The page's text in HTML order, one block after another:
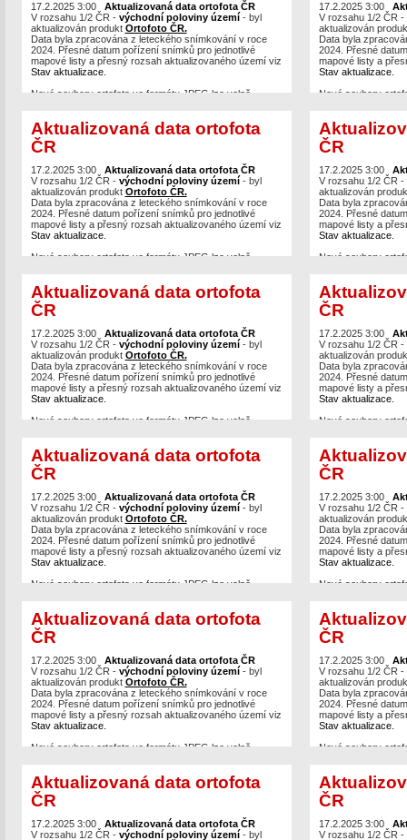
například v aplikacíchGeoprohlížečneboNahlížení do
KN.
například v
KN.
17.2.2025 3:00 Aktualizovaná data ortofota ČR
V rozsahu 1/2 ČR - východní poloviny území- byl
aktualizován produkt Ortofoto ČR.
Data byla zpracována z leteckého snímkování v roce
2024. Přesné datum pořízení snímků pro jednotlivé
mapové listy a přesný rozsah aktualizovaného území viz
Stav aktualizace.
Nové soubory ortofota ve formátu JPEG lze volně
bezešvé mozaiky.
Prohlížecí služby Ortofoto
například v aplikacíchGeoprohlížečneboNahlížení do
KN.
17.2.2025 3:00
V rozsahu 1/2 ČR -
aktualizován
Data byla
2024. Přesné
mapové listy a
Stav aktualizace.
Nové soubory
bezešvé mozaiky.
Prohlížecí služby
například v
KN.
Aktualizovaná data ortofota
ČR
17.2.2025 3:00 Aktualizovaná data ortofota ČR
V rozsahu 1/2 ČR - východní poloviny území- byl
aktualizován produkt Ortofoto ČR.
Data byla zpracována z leteckého snímkování v roce
2024. Přesné datum pořízení snímků pro jednotlivé
mapové listy a přesný rozsah aktualizovaného území viz
Stav aktualizace.
Nové soubory ortofota ve formátu JPEG lze volně
bezešvé mozaiky.
Prohlížecí služby Ortofoto
například v aplikacíchGeoprohlížečneboNahlížení do
KN.
ČR
17.2.2025 3:00
V rozsahu 1/2 ČR -
aktualizován
Data byla
2024. Přesné
mapové listy a
Stav aktualizace.
Nové soubory
bezešvé mozaiky.
Prohlížecí služby
například v
KN.
Aktualizovaná data ortofota
ČR
17.2.2025 3:00 Aktualizovaná data ortofota ČR
V rozsahu 1/2 ČR - východní poloviny území- byl
aktualizován produkt Ortofoto ČR.
Data byla zpracována z leteckého snímkování v roce
2024. Přesné datum pořízení snímků pro jednotlivé
mapové listy a přesný rozsah aktualizovaného území viz
Stav aktualizace.
Nové soubory ortofota ve formátu JPEG lze volně
bezešvé mozaiky.
Prohlížecí služby Ortofoto
například v aplikacíchGeoprohlížečneboNahlížení do
KN.
ČR
17.2.2025 3:00
V rozsahu 1/2 ČR -
aktualizován
Data byla
2024. Přesné
mapové listy a
Stav aktualizace.
Nové soubory
bezešvé mozaiky.
Prohlížecí služby
například v
KN.
Aktualizovaná data ortofota
ČR
17.2.2025 3:00 Aktualizovaná data ortofota ČR
V rozsahu 1/2 ČR - východní poloviny území- byl
aktualizován produkt Ortofoto ČR.
Data byla zpracována z leteckého snímkování v roce
2024. Přesné datum pořízení snímků pro jednotlivé
mapové listy a přesný rozsah aktualizovaného území viz
Stav aktualizace.
Nové soubory ortofota ve formátu JPEG lze volně
bezešvé mozaiky.
Prohlížecí služby Ortofoto
například v aplikacíchGeoprohlížečneboNahlížení do
KN.
ČR
17.2.2025 3:00
V rozsahu 1/2 ČR -
aktualizován
Data byla
2024. Přesné
mapové listy a
Stav aktualizace.
Nové soubory
bezešvé mozaiky.
Prohlížecí služby
například v
KN.
Aktualizovaná data ortofota
ČR
17.2.2025 3:00 Aktualizovaná data ortofota ČR
V rozsahu 1/2 ČR - východní poloviny území- byl
aktualizován produkt Ortofoto ČR.
Data byla zpracována z leteckého snímkování v roce
2024. Přesné datum pořízení snímků pro jednotlivé
mapové listy a přesný rozsah aktualizovaného území viz
Stav aktualizace.
Nové soubory ortofota ve formátu JPEG lze volně
bezešvé mozaiky.
Prohlížecí služby Ortofoto
například v aplikacíchGeoprohlížečneboNahlížení do
KN.
ČR
17.2.2025 3:00
V rozsahu 1/2 ČR -
aktualizován
Data byla
2024. Přesné
mapové listy a
Stav aktualizace.
Nové soubory
bezešvé mozaiky.
Prohlížecí služby
například v
KN.
Aktualizovaná data ortofota
ČR
17.2.2025 3:00 Aktualizovaná data ortofota ČR
V rozsahu 1/2 ČR - východní poloviny území- byl
ČR
17.2.2025 3:00
V rozsahu 1/2 ČR -